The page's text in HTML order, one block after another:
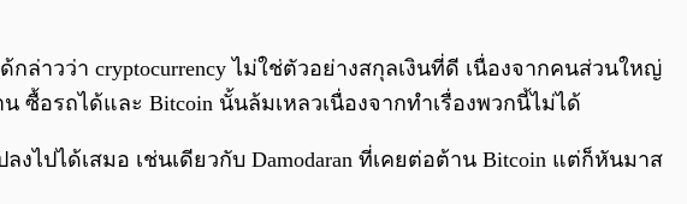
ล่าวว่า cryptocurrency ไม่ใช่ตัวอย่างสกุลเงินที่ดี เนื่องจากคนส่วนใหญ่
ซื้อรถได้และ Bitcoin นั้นล้มเหลวเนื่องจากทำเรื่องพวกนี้ไม่ได้
ปได้เสมอ เช่นเดียวกับ Damodaran ที่เคยต่อต้าน Bitcoin แต่ก็หันมาส